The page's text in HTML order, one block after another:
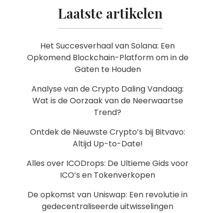
Laatste artikelen
Het Succesverhaal van Solana: Een
Opkomend Blockchain-Platform om in de
Gaten te Houden
Analyse van de Crypto Daling Vandaag:
Wat is de Oorzaak van de Neerwaartse
Trend?
Ontdek de Nieuwste Crypto’s bij Bitvavo:
Altijd Up-to-Date!
Alles over ICODrops: De Ultieme Gids voor
ICO’s en Tokenverkopen
De opkomst van Uniswap: Een revolutie in
gedecentraliseerde uitwisselingen